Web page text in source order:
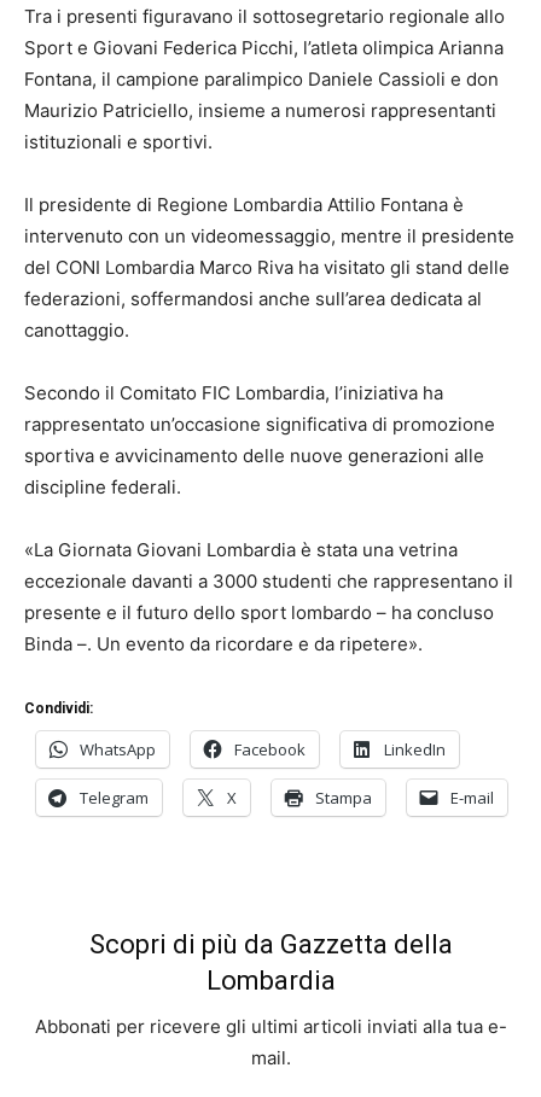
Tra i presenti figuravano il sottosegretario regionale allo
Sport e Giovani Federica Picchi, l’atleta olimpica Arianna
Fontana, il campione paralimpico Daniele Cassioli e don
Maurizio Patriciello, insieme a numerosi rappresentanti
istituzionali e sportivi.
Il presidente di Regione Lombardia Attilio Fontana è
intervenuto con un videomessaggio, mentre il presidente
del CONI Lombardia Marco Riva ha visitato gli stand delle
federazioni, soffermandosi anche sull’area dedicata al
canottaggio.
Secondo il Comitato FIC Lombardia, l’iniziativa ha
rappresentato un’occasione significativa di promozione
sportiva e avvicinamento delle nuove generazioni alle
discipline federali.
«La Giornata Giovani Lombardia è stata una vetrina
eccezionale davanti a 3000 studenti che rappresentano il
presente e il futuro dello sport lombardo – ha concluso
Binda –. Un evento da ricordare e da ripetere».
Condividi:
WhatsApp Facebook LinkedIn
Telegram X Stampa E-mail
Scopri di più da Gazzetta della
Lombardia
Abbonati per ricevere gli ultimi articoli inviati alla tua e-
mail.